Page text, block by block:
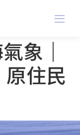
象｜
原住民